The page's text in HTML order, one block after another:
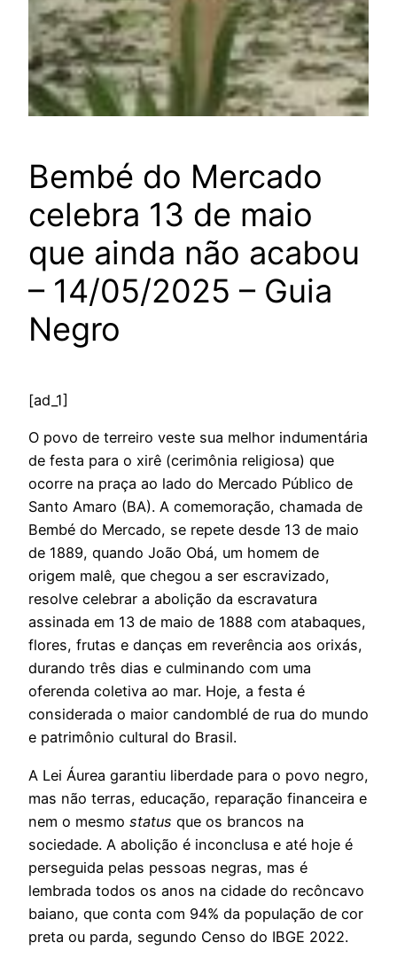
Bembé do Mercado
celebra 13 de maio
que ainda não acabou
– 14/05/2025 – Guia
Negro
[ad_1]
O povo de terreiro veste sua melhor indumentária
de festa para o xirê (cerimônia religiosa) que
ocorre na praça ao lado do Mercado Público de
Santo Amaro (BA). A comemoração, chamada de
Bembé do Mercado, se repete desde 13 de maio
de 1889, quando João Obá, um homem de
origem malê, que chegou a ser escravizado,
resolve celebrar a abolição da escravatura
assinada em 13 de maio de 1888 com atabaques,
flores, frutas e danças em reverência aos orixás,
durando três dias e culminando com uma
oferenda coletiva ao mar. Hoje, a festa é
considerada o maior candomblé de rua do mundo
e patrimônio cultural do Brasil.
A Lei Áurea garantiu liberdade para o povo negro,
mas não terras, educação, reparação financeira e
nem o mesmo status que os brancos na
sociedade. A abolição é inconclusa e até hoje é
perseguida pelas pessoas negras, mas é
lembrada todos os anos na cidade do recôncavo
baiano, que conta com 94% da população de cor
preta ou parda, segundo Censo do IBGE 2022.